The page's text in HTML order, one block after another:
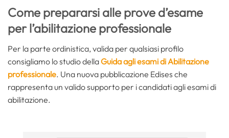
Come prepararsi alle prove d’esame
per l’abilitazione professionale
Per la parte ordinistica, valida per qualsiasi profilo
consigliamo lo studio dellaGuida agli esami di Abilitazione
professionale. Una nuova pubblicazione Edises che
rappresenta un valido supporto per i candidati agli esami di
abilitazione.